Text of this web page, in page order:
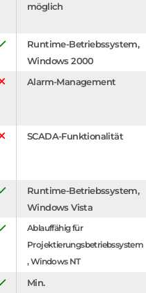
möglich
Runtime-Betriebssystem,
Windows 2000
Alarm-Management
SCADA-Funktionalität
Runtime-Betriebssystem,
Windows Vista
Ablauffähig für
Projektierungsbetriebssystem
, Windows NT
Min.